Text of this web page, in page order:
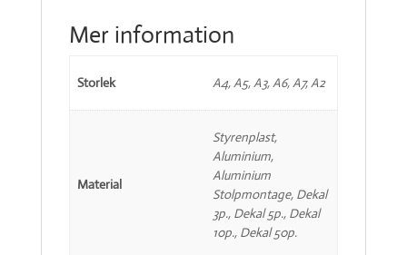
Mer information
Storlek A4, A5, A3, A6, A7, A2
Material
Styrenplast,
Aluminium,
Aluminium
Stolpmontage, Dekal
3p., Dekal 5p., Dekal
10p., Dekal 50p.